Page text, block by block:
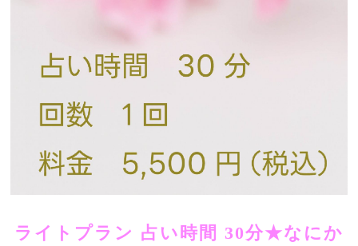
ライトプラン 占い時間 30分★​​なにか